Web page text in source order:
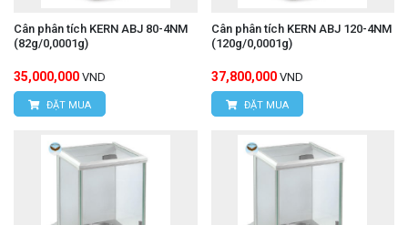
Cân phân tích KERN ABJ 80-4NM
(82g/0,0001g)
35,000,000 VND
ĐẶT MUA
Cân phân tích KERN ABJ 120-4NM
(120g/0,0001g)
37,800,000 VND
ĐẶT MUA